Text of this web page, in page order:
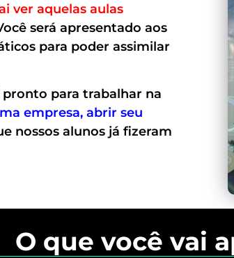
ver aquelas aulas
será apresentado aos
para poder assimilar
para trabalhar na
empresa, abrir seu
nossos alunos já fizeram
O que você vai